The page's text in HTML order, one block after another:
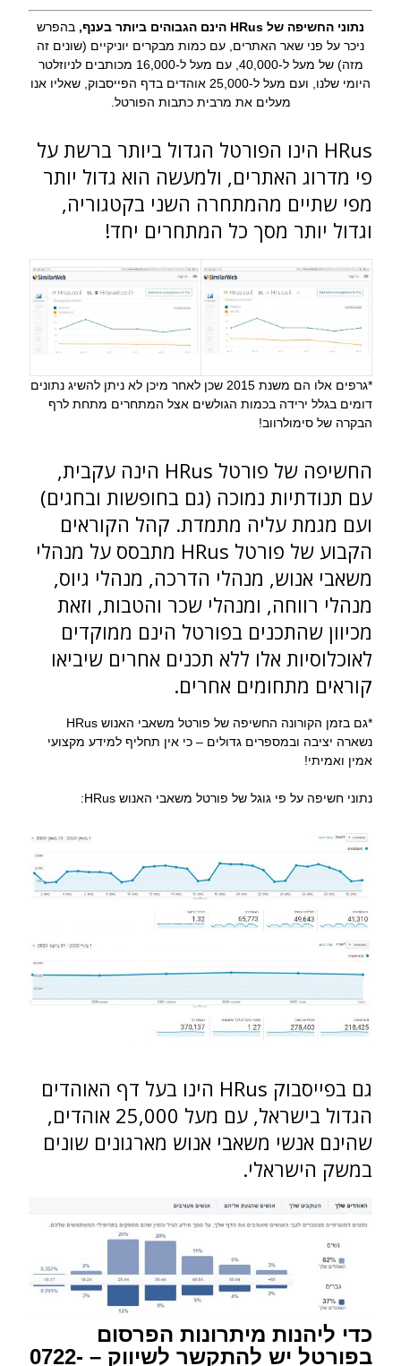
נתוני החשיפה של HRus הינם הגבוהים ביותר בענף,
בהפרש
ניכר על פני שאר האתרים, עם כמות מבקרים יוניקיים (שונים זה
מזה) של מעל ל-40,000, עם מעל ל-16,000 מכותבים לניוזלטר
היומי שלנו, ועם מעל ל-25,000 אוהדים בדף הפייסבוק, שאליו אנו
מעלים את מרבית כתבות הפורטל.
HRus הינו הפורטל הגדול ביותר ברשת על
פי מדרוג האתרים, ולמעשה הוא גדול יותר
מפי שתיים מהמתחרה השני בקטגוריה,
וגדול יותר מסך כל המתחרים יחד!
*גרפים אלו הם משנת 2015 שכן לאחר מיכן לא ניתן להשיג נתונים
דומים בגלל ירידה בכמות הגולשים אצל המתחרים מתחת לרף
הבקרה של סימולרווב!
החשיפה של פורטל HRus הינה עקבית,
עם תנודתיות נמוכה (גם בחופשות ובחגים)
ועם מגמת עליה מתמדת. קהל הקוראים
הקבוע של פורטל HRus מתבסס על מנהלי
משאבי אנוש, מנהלי הדרכה, מנהלי גיוס,
מנהלי רווחה, ומנהלי שכר והטבות, וזאת
מכיוון שהתכנים בפורטל הינם ממוקדים
לאוכלוסיות אלו ללא תכנים אחרים שיביאו
קוראים מתחומים אחרים.
*גם בזמן הקורונה החשיפה של פורטל משאבי האנוש HRus
נשארה יציבה ובמספרים גדולים – כי אין תחליף למידע מקצועי
אמין ואמיתי!
נתוני חשיפה על פי גוגל של פורטל משאבי האנוש HRus:
גם בפייסבוק HRus הינו בעל דף האוהדים
הגדול בישראל, עם מעל 25,000 אוהדים,
שהינם אנשי משאבי אנוש מארגונים שונים
במשק הישראלי.
כדי ליהנות מיתרונות הפרסום
בפורטל יש להתקשר לשיווק – 0722-